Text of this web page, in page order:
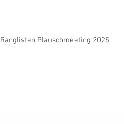
Ranglisten Plauschmeeting 2025